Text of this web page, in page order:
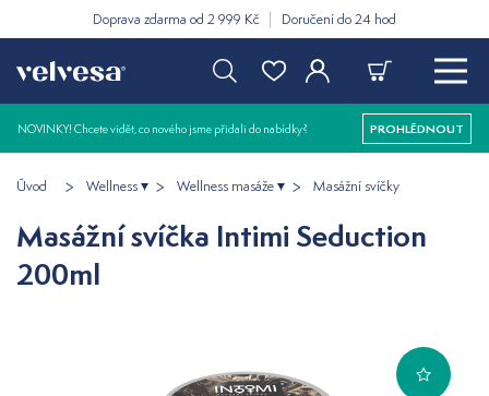
Doprava zdarma od 2 999 Kč Doručení do 24 hod
NOVINKY! Chcete vidět, co nového jsme přidali do nabídky? PROHLÉDNOUT
Úvod Wellness Wellness masáže Masážní svíčky
Masážní svíčka Intimi Seduction
200ml